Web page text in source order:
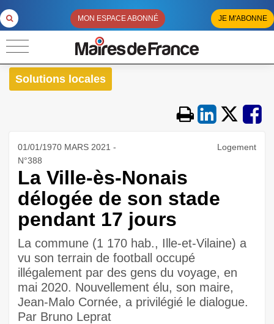
MON ESPACE ABONNÉ JE M'ABONNE
Solutions locales
01/01/1970 MARS 2021 -
N°388
Logement
La Ville-ès-Nonais
délogée de son stade
pendant 17 jours
La commune (1 170 hab., Ille-et-Vilaine) a
vu son terrain de football occupé
illégalement par des gens du voyage, en
mai 2020. Nouvellement élu, son maire,
Jean-Malo Cornée, a privilégié le dialogue.
Par Bruno Leprat